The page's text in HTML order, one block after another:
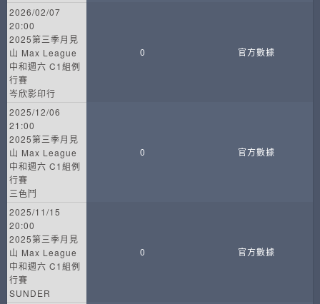
2026/02/07
20:00
2025第三季月見
山 Max League
中和週六 C1組例
行賽
岑欣影印行
0 官方數據
2025/12/06
21:00
2025第三季月見
山 Max League
中和週六 C1組例
行賽
三色鬥
0 官方數據
2025/11/15
20:00
2025第三季月見
山 Max League
中和週六 C1組例
行賽
SUNDER
0 官方數據